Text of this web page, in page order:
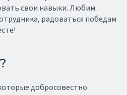
свои навыки. Любим
радоваться победам
добросовестно